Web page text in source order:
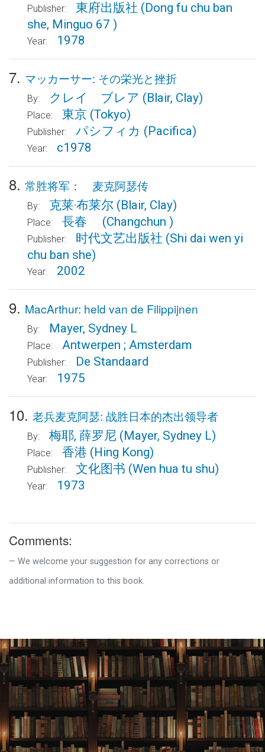
Publisher: 東府出版社 (Dong fu chu ban
she, Minguo 67 )
Year: 1978
7. マッカーサー: その栄光と挫折
By: クレイ ブレア (Blair, Clay)
Place: 東京 (Tokyo)
Publisher: パシフィカ (Pacifica)
Year: c1978
8. 常胜将军： 麦克阿瑟传
By: 克莱·布莱尔 (Blair, Clay)
Place: 長春 (Changchun )
Publisher: 时代文艺出版社 (Shi dai wen yi
chu ban she)
Year: 2002
9. MacArthur: held van de Filippijnen
By: Mayer, Sydney L
Place: Antwerpen ; Amsterdam
Publisher: De Standaard
Year: 1975
10. 老兵麦克阿瑟: 战胜日本的杰出领导者
By: 梅耶, 薛罗尼 (Mayer, Sydney L)
Place: 香港 (Hing Kong)
Publisher: 文化图书 (Wen hua tu shu)
Year: 1973
Comments:
We welcome your suggestion for any corrections or
additional information to this book.